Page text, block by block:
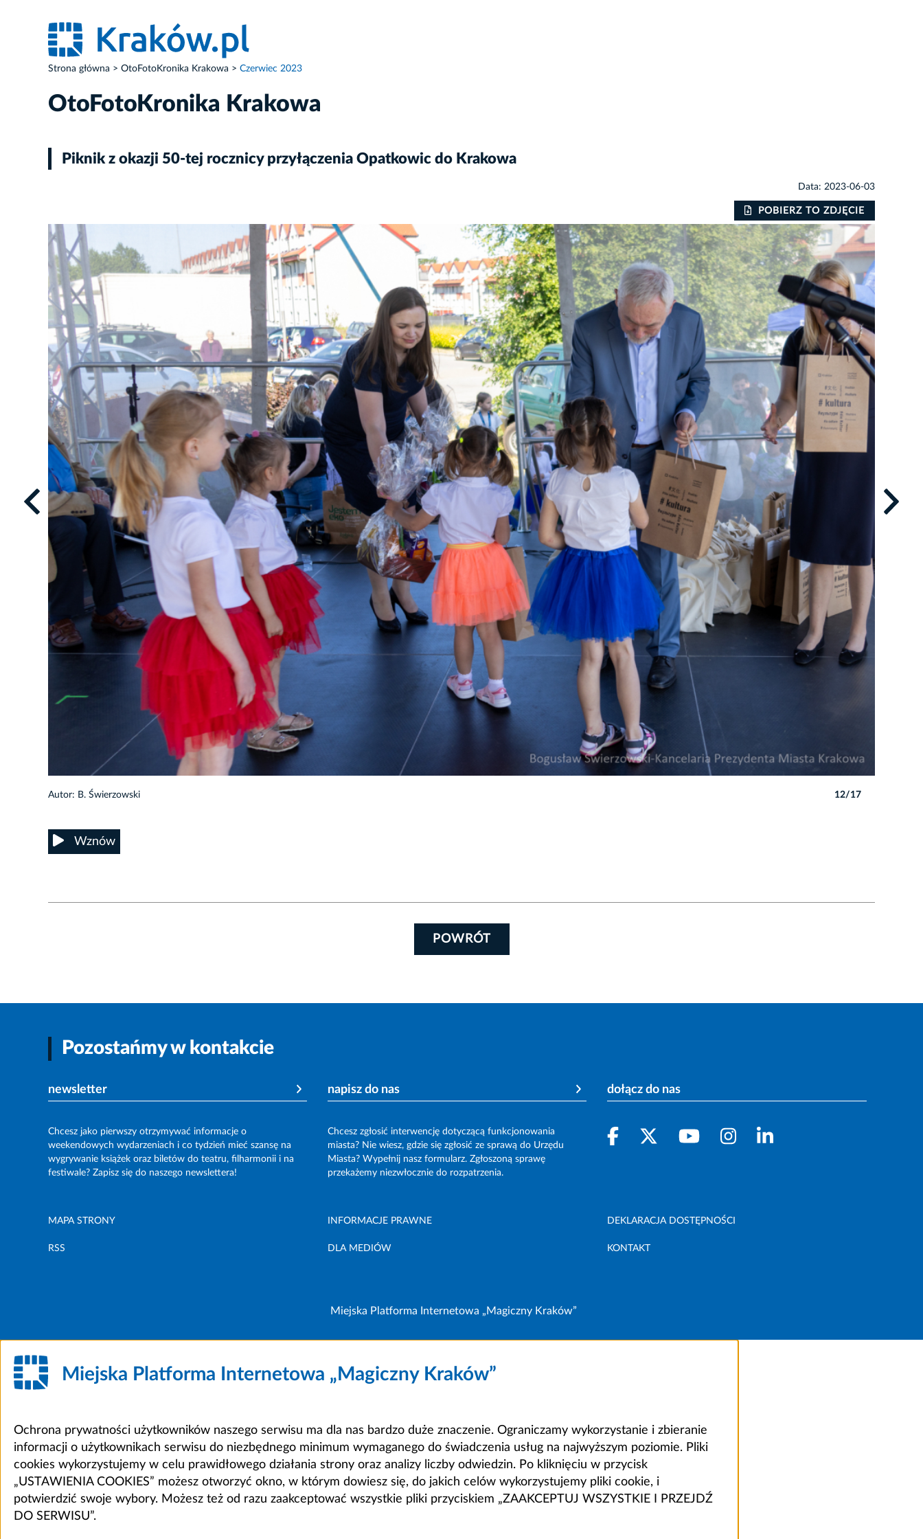
Strona główna OtoFotoKronika Krakowa Czerwiec 2023
OtoFotoKronika Krakowa
Piknik z okazji 50-tej rocznicy przyłączenia Opatkowic do Krakowa
Data: 2023-06-03
POBIERZ TO ZDJĘCIE
Autor: B. Świerzowski 12/17
Wznów
POWRÓT
Pozostańmy w kontakcie
newsletter
Chcesz jako pierwszy otrzymywać informacje o
weekendowych wydarzeniach i co tydzień mieć szansę na
wygrywanie książek oraz biletów do teatru, filharmonii i na
festiwale? Zapisz się do naszego newslettera!
napisz do nas
Chcesz zgłosić interwencję dotyczącą funkcjonowania
miasta? Nie wiesz, gdzie się zgłosić ze sprawą do Urzędu
Miasta? Wypełnij nasz formularz. Zgłoszoną sprawę
przekażemy niezwłocznie do rozpatrzenia.
dołącz do nas
MAPA STRONY INFORMACJE PRAWNE DEKLARACJA DOSTĘPNOŚCI
RSS DLA MEDIÓW KONTAKT
Miejska Platforma Internetowa „Magiczny Kraków”
Miejska Platforma Internetowa „Magiczny Kraków”
Ochrona prywatności użytkowników naszego serwisu ma dla nas bardzo duże znaczenie. Ograniczamy wykorzystanie i zbieranie
informacji o użytkownikach serwisu do niezbędnego minimum wymaganego do świadczenia usług na najwyższym poziomie. Pliki
cookies wykorzystujemy w celu prawidłowego działania strony oraz analizy liczby odwiedzin. Po kliknięciu w przycisk
„USTAWIENIA COOKIES” możesz otworzyć okno, w którym dowiesz się, do jakich celów wykorzystujemy pliki cookie, i
potwierdzić swoje wybory. Możesz też od razu zaakceptować wszystkie pliki przyciskiem „ZAAKCEPTUJ WSZYSTKIE I PRZEJDŹ
DO SERWISU”.